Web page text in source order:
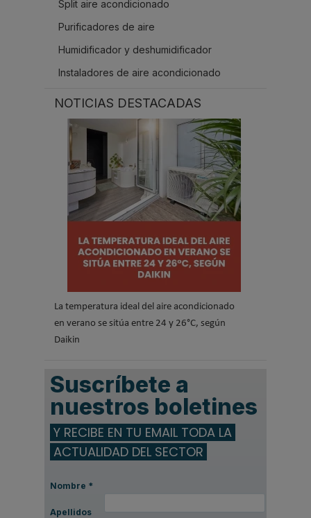
Split aire acondicionado
Purificadores de aire
Humidificador y deshumidificador
Instaladores de aire acondicionado
NOTICIAS DESTACADAS
La temperatura ideal del aire acondicionado
en verano se sitúa entre 24 y 26°C, según
Daikin
Suscríbete a
nuestros boletines
Y RECIBE EN TU EMAIL TODA LA
ACTUALIDAD DEL SECTOR
Nombre *
Apellidos